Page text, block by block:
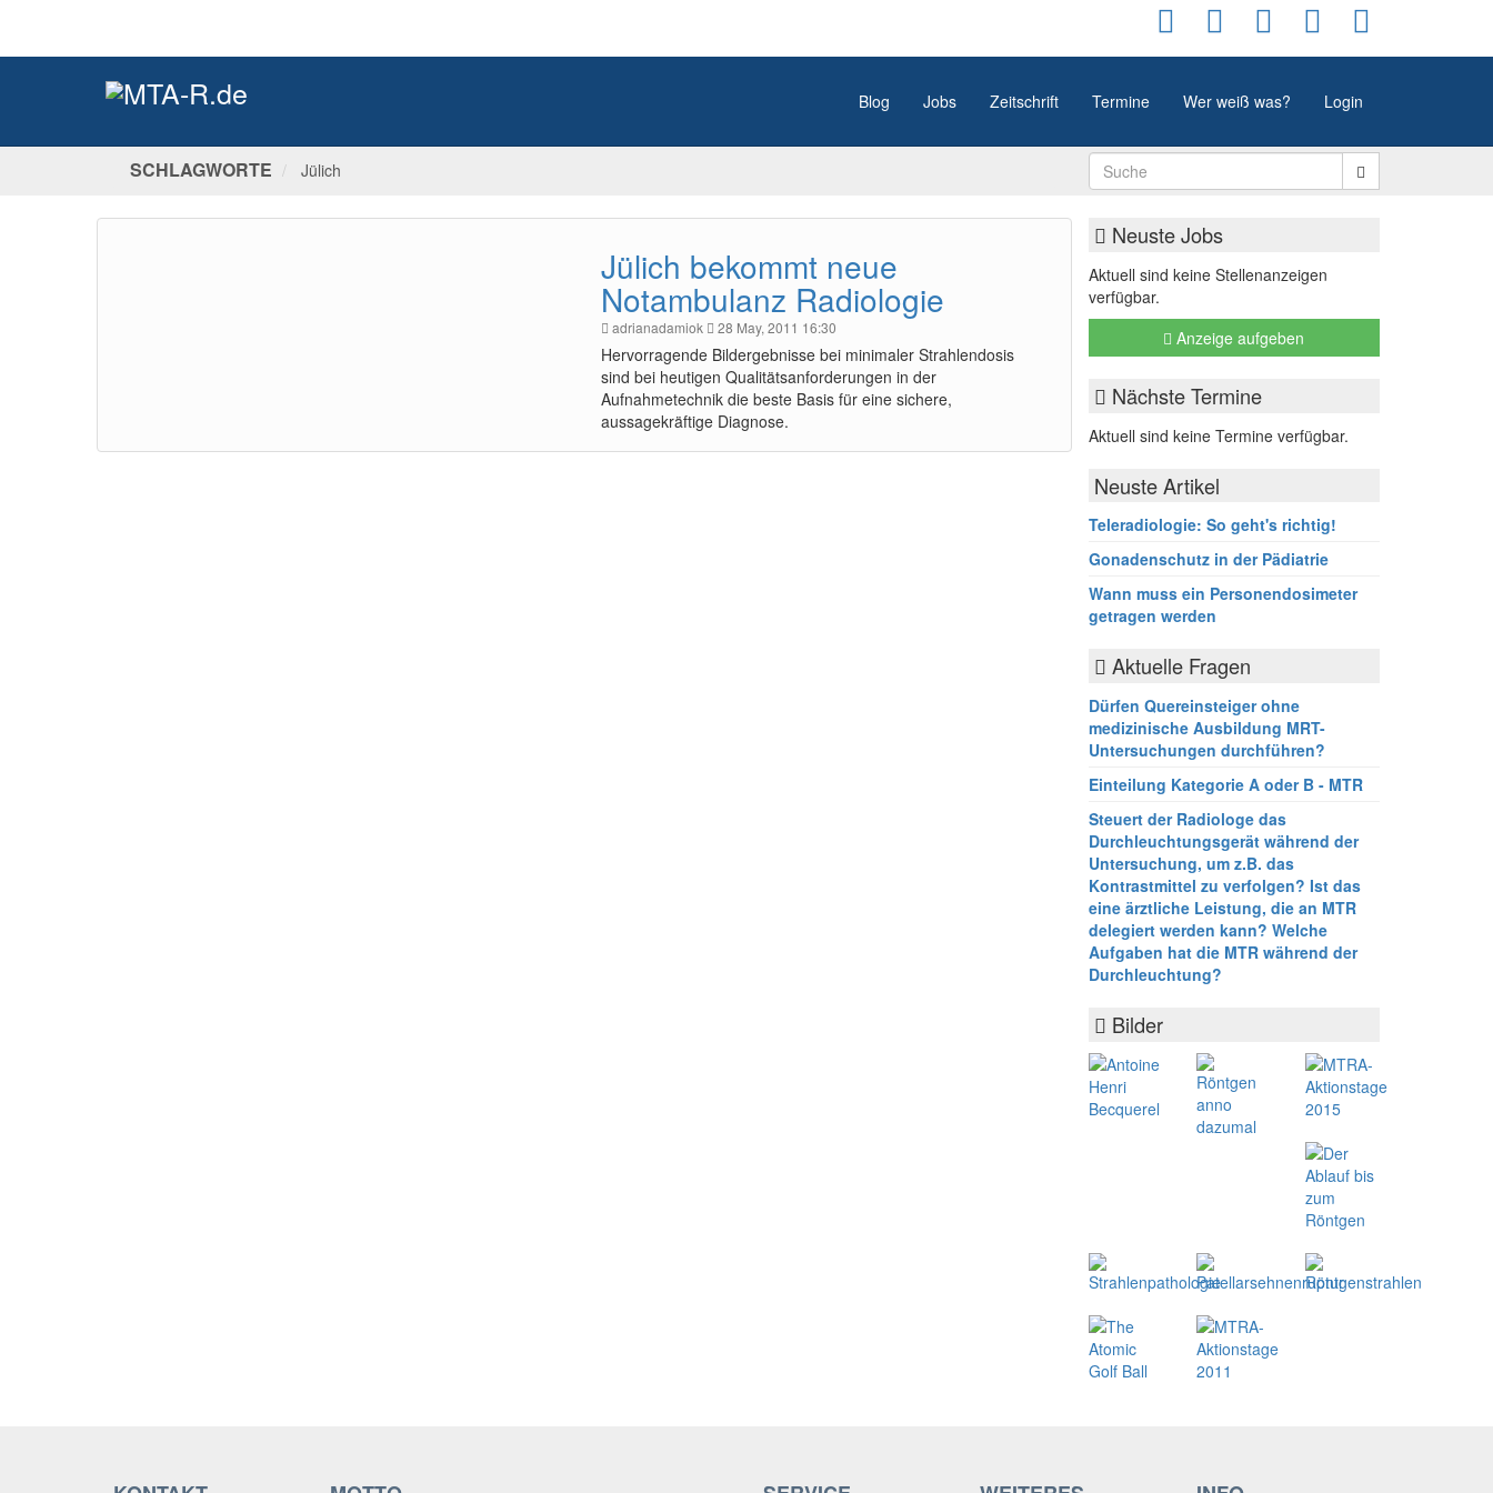
Blog Jobs Zeitschrift Termine Wer weiß was? Login
SCHLAGWORTE Jülich
Jülich bekommt neue
Notambulanz Radiologie
adrianadamiok 28 May, 2011 16:30
Hervorragende Bildergebnisse bei minimaler Strahlendosis
sind bei heutigen Qualitätsanforderungen in der
Aufnahmetechnik die beste Basis für eine sichere,
aussagekräftige Diagnose.
Neuste Jobs
Aktuell sind keine Stellenanzeigen
verfügbar.
Anzeige aufgeben
Nächste Termine
Aktuell sind keine Termine verfügbar.
Neuste Artikel
Teleradiologie: So geht's richtig!
Gonadenschutz in der Pädiatrie
Wann muss ein Personendosimeter
getragen werden
Aktuelle Fragen
Dürfen Quereinsteiger ohne
medizinische Ausbildung MRT-
Untersuchungen durchführen?
Einteilung Kategorie A oder B - MTR
Steuert der Radiologe das
Durchleuchtungsgerät während der
Untersuchung, um z.B. das
Kontrastmittel zu verfolgen? Ist das
eine ärztliche Leistung, die an MTR
delegiert werden kann? Welche
Aufgaben hat die MTR während der
Durchleuchtung?
Bilder